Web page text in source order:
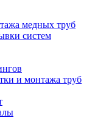
медных труб
систем
и монтажа труб